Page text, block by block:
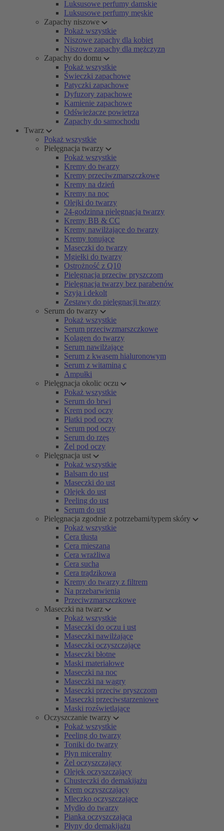
Luksusowe perfumy damskie
Luksusowe perfumy męskie
Zapachy niszowe
Pokaż wszystkie
Niszowe zapachy dla kobiet
Niszowe zapachy dla mężczyzn
Zapachy do domu
Pokaż wszystkie
Świeczki zapachowe
Patyczki zapachowe
Dyfuzory zapachowe
Kamienie zapachowe
Odświeżacze powietrza
Zapachy do samochodu
Twarz
Pokaż wszystkie
Pielęgnacja twarzy
Pokaż wszystkie
Kremy do twarzy
Kremy przeciwzmarszczkowe
Kremy na dzień
Kremy na noc
Olejki do twarzy
24-godzinna pielęgnacja twarzy
Kremy BB & CC
Kremy nawilżające do twarzy
Kremy tonujące
Maseczki do twarzy
Mgiełki do twarzy
Ostrożność z Q10
Pielęgnacja przeciw pryszczom
Pielęgnacja twarzy bez parabenów
Szyja i dekolt
Zestawy do pielęgnacji twarzy
Serum do twarzy
Pokaż wszystkie
Serum przeciwzmarszczkowe
Kolagen do twarzy
Serum nawilżające
Serum z kwasem hialuronowym
Serum z witaminą c
Ampułki
Pielęgnacja okolic oczu
Pokaż wszystkie
Serum do brwi
Krem pod oczy
Płatki pod oczy
Serum pod oczy
Serum do rzęs
Żel pod oczy
Pielęgnacja ust
Pokaż wszystkie
Balsam do ust
Maseczki do ust
Olejek do ust
Peeling do ust
Serum do ust
Pielęgnacja zgodnie z potrzebami/typem skóry
Pokaż wszystkie
Cera tłusta
Cera mieszana
Cera wrażliwa
Cera sucha
Cera trądzikowa
Kremy do twarzy z filtrem
Na przebarwienia
Przeciwzmarszczkowe
Maseczki na twarz
Pokaż wszystkie
Maseczki do oczu i ust
Maseczki nawilżające
Maseczki oczyszczające
Maseczki błotne
Maski materiałowe
Maseczki na noc
Maseczki na wągry
Maseczki przeciw pryszczom
Maseczki przeciwstarzeniowe
Maski rozświetlające
Oczyszczanie twarzy
Pokaż wszystkie
Peeling do twarzy
Toniki do twarzy
Płyn miceralny
Żel oczyszczający
Olejek oczyszczający
Chusteczki do demakijażu
Krem oczyszczający
Mleczko oczyszczające
Mydło do twarzy
Pianka oczyszczająca
Płyny do demakijażu